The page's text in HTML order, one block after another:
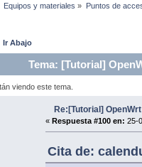
Equipos y materiales » Puntos de
Ir Abajo
Tema: [Tutorial]
viendo este tema.
Re:[Tutorial]
« Respuesta #100 en: 25-
Cita de: